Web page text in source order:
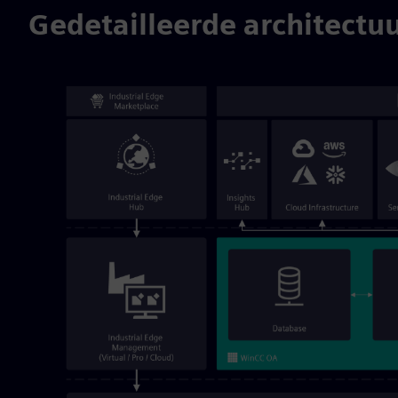
Gedetailleerde